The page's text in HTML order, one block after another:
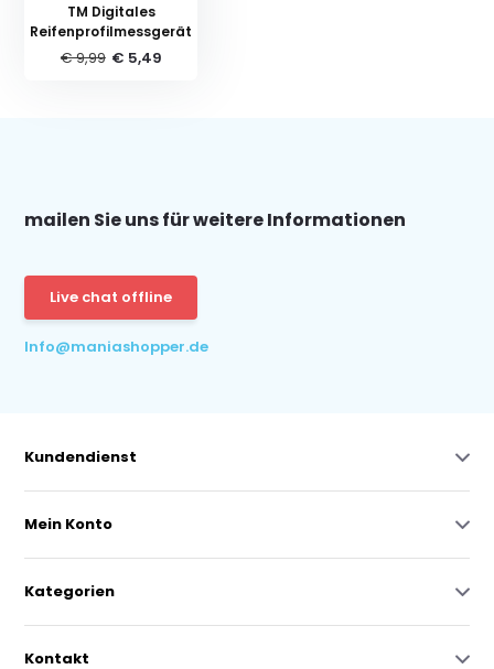
TM Digitales
Reifenprofilmessgerät
€ 9,99 € 5,49
mailen Sie uns für weitere Informationen
Live chat offline
Info@maniashopper.de
Kundendienst
Mein Konto
Kategorien
Kontakt